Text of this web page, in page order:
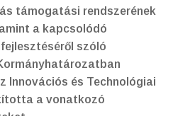
támogatási rendszerének
a kapcsolódó
szóló
Innovációs és Technológiai
a vonatkozó